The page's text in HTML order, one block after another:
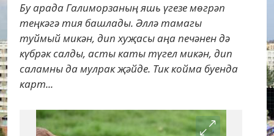
Бу арада Галиморзаның яшь үгезе мөгрәп
теңкәгә тия башлады. Әллә тамагы
туймый микән, дип хуҗасы аңа печәнен дә
күбрәк салды, асты каты түгел микән, дип
саламны да мулрак җәйде. Тик койма буенда
карт...